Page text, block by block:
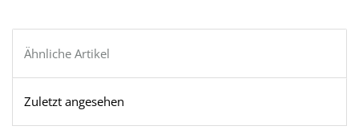
Ähnliche Artikel
Zuletzt angesehen